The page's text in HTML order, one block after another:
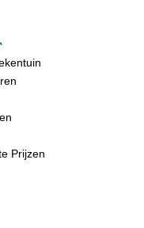
Prijzen